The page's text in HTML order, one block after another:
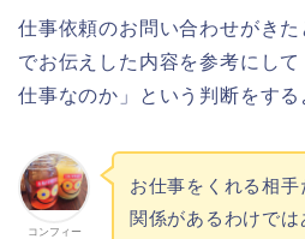
仕事依頼のお問い合わせがき
でお伝えした内容を参考にし
仕事なのか」という判断をする
コンフィー
お仕事をくれる相
関係があるわけでは